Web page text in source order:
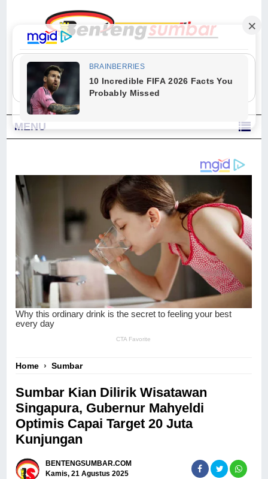
"Sesungguhnya Allah dan para malaikat-Nya berselawat untuk Nabi.
Wahai orang-orang yang beriman, berselawatlah kamu untuk Nabi dan
ucapkanlah salam dengan penuh penghormatan kepadanya." (Qs. Al
Ahzab Ayat 56)
MENU
Home ›Sumbar
Sumbar Kian Dilirik Wisatawan
Singapura, Gubernur Mahyeldi
Optimis Capai Target 20 Juta
Kunjungan
BENTENGSUMBAR.COM
Kamis, 21 Agustus 2025